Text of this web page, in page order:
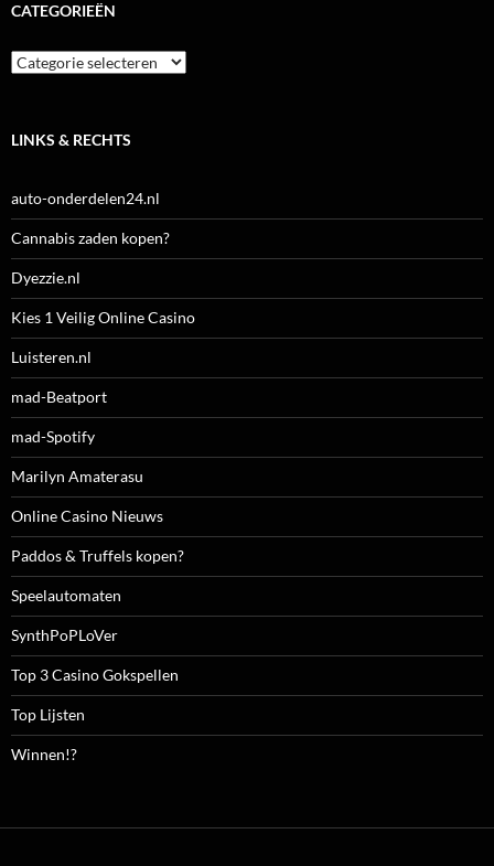
CATEGORIEËN
Categorieën
LINKS & RECHTS
auto-onderdelen24.nl
Cannabis zaden kopen?
Dyezzie.nl
Kies 1 Veilig Online Casino
Luisteren.nl
mad-Beatport
mad-Spotify
Marilyn Amaterasu
Online Casino Nieuws
Paddos & Truffels kopen?
Speelautomaten
SynthPoPLoVer
Top 3 Casino Gokspellen
Top Lijsten
Winnen!?